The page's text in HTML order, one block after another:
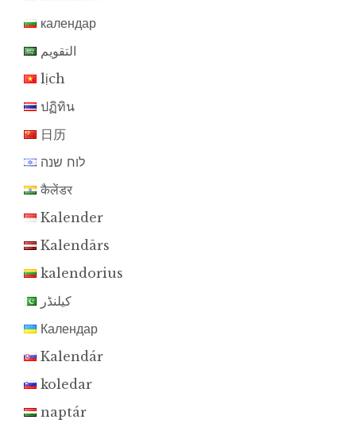
календар
التقويم
lịch
ปฏิทิน
日历
לוח שנה
कैलेंडर
Kalender
Kalendārs
kalendorius
کیلنڈر
Календар
Kalendár
koledar
naptár